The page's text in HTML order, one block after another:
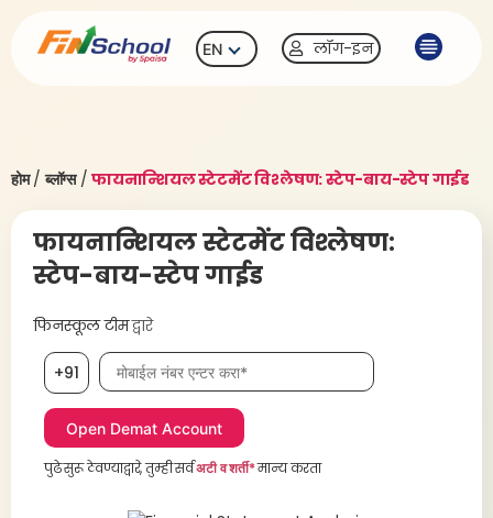
EN लॉग-इन
होम/ब्लॉग्स/फायनान्शियल स्टेटमेंट विश्लेषण: स्टेप-बाय-स्टेप गाईड
फायनान्शियल स्टेटमेंट विश्लेषण:
स्टेप-बाय-स्टेप गाईड
फिनस्कूल टीमद्वारे
+91 मोबाईल नंबर, आवश्यक
पुढे सुरू ठेवण्याद्वारे, तुम्ही सर्वअटी व शर्ती*मान्य करता